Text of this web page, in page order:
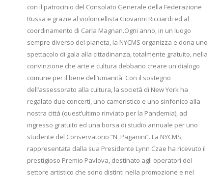
con il patrocinio del Consolato Generale della Federazione
Russa e grazie al violoncellista Giovanni Ricciardi ed al
coordinamento di Carla Magnan.Ogni anno, in un luogo
sempre diverso del pianeta, la NYCMS organizza e dona uno
spettacolo di gala alla cittadinanza, totalmente gratuito, nella
convinzione che arte e cultura debbano creare un dialogo
comune per il bene dell’umanità. Con il sostegno
dell’assessorato alla cultura, la società di New York ha
regalato due concerti, uno cameristico e uno sinfonico alla
nostra città (quest’ultimo rinviato per la Pandemia), ad
ingresso gratuito ed una borsa di studio annuale per uno
studente del Conservatorio “N. Paganini”. La NYCMS,
rappresentata dalla sua Presidente Lynn Czae ha ricevuto il
prestigioso Premio Pavlova, destinato agli operatori del
settore artistico che sono distinti nella promozione e nel